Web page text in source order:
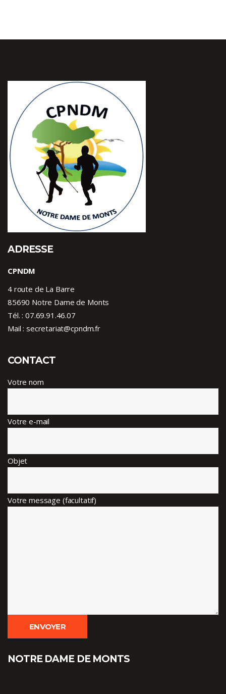
ADRESSE
CPNDM
4 route de La Barre
85690 Notre Dame de Monts
Tél. : 07.69.91.46.07
Mail : secretariat@cpndm.fr
CONTACT
Votre nom
Votre e-mail
Objet
Votre message (facultatif)
NOTRE DAME DE MONTS